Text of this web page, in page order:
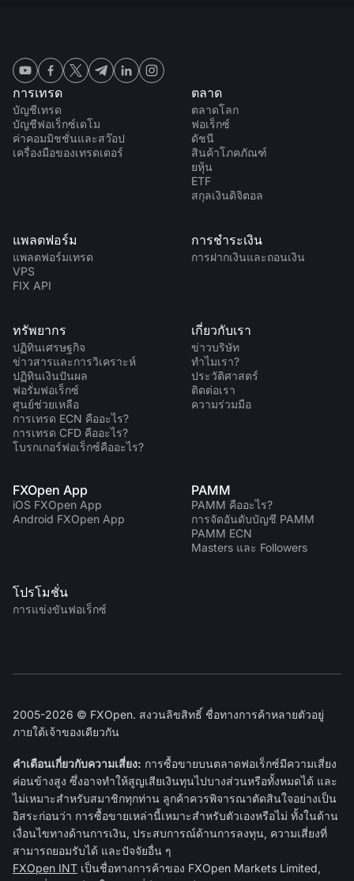
การเทรด
บัญชีเทรด
บัญชีฟอเร็กซ์เดโม
ค่าคอมมิชชั่นและสว๊อป
เครื่องมือของเทรดเดอร์
ตลาด
ตลาดโลก
ฟอเร็กซ์
ดัชนี
สินค้าโภคภัณฑ์
ยหุ้น
ETF
สกุลเงินดิจิตอล
แพลตฟอร์ม
แพลตฟอร์มเทรด
VPS
FIX API
การชำระเงิน
การฝากเงินและถอนเงิน
ทรัพยากร
ปฏิทินเศรษฐกิจ
ข่าวสารและการวิเคราะห์
ปฏิทินเงินปันผล
ฟอรั่มฟอเร็กซ์
ศูนย์ช่วยเหลือ
การเทรด ECN คืออะไร?
การเทรด CFD คืออะไร?
โบรกเกอร์ฟอเร็กซ์คืออะไร?
เกี่ยวกับเรา
ข่าวบริษัท
ทำไมเรา?
ประวัติศาสตร์
ติดต่อเรา
ความร่วมมือ
FXOpen App
iOS FXOpen App
Android FXOpen App
PAMM
PAMM คืออะไร?
การจัดอันดับบัญชี PAMM
PAMM ECN
Masters และ Followers
โปรโมชั่น
การแข่งขันฟอเร็กซ์
2005-2026 © FXOpen. สงวนลิขสิทธิ์ ชื่อทางการค้าหลายตัวอยู่
ภายใต้เจ้าของเดียวกัน
คำเตือนเกี่ยวกับความเสี่ยง: การซื้อขายบนตลาดฟอเร็กซ์มีความเสี่ยง
ค่อนข้างสูง ซึ่งอาจทำให้สูญเสียเงินทุนไปบางส่วนหรือทั้งหมดได้ และ
ไม่เหมาะสำหรับสมาชิกทุกท่าน ลูกค้าควรพิจารณาตัดสินใจอย่างเป็น
อิสระก่อนว่า การซื้อขายเหล่านี้เหมาะสำหรับตัวเองหรือไม่ ทั้งในด้าน
เงื่อนไขทางด้านการเงิน, ประสบการณ์ด้านการลงทุน, ความเสี่ยงที่
สามารถยอมรับได้ และปัจจัยอื่น ๆ
FXOpen INT เป็นชื่อทางการค้าของ FXOpen Markets Limited,